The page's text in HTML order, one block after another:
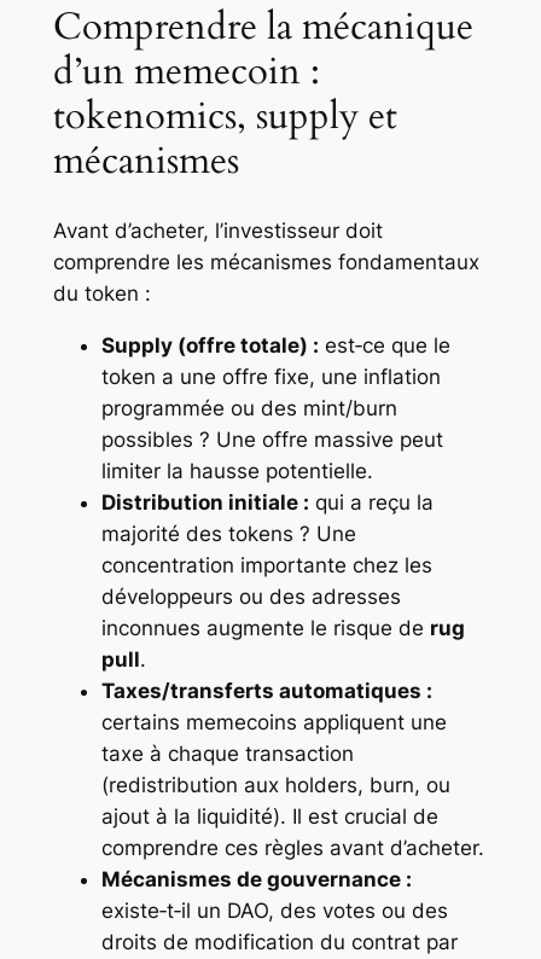
Comprendre la mécanique
d’un memecoin :
tokenomics, supply et
mécanismes
Avant d’acheter, l’investisseur doit
comprendre les mécanismes fondamentaux
du token :
Supply (offre totale) : est‑ce que le
token a une offre fixe, une inflation
programmée ou des mint/burn
possibles ? Une offre massive peut
limiter la hausse potentielle.
Distribution initiale : qui a reçu la
majorité des tokens ? Une
concentration importante chez les
développeurs ou des adresses
inconnues augmente le risque de rug
pull.
Taxes/transferts automatiques :
certains memecoins appliquent une
taxe à chaque transaction
(redistribution aux holders, burn, ou
ajout à la liquidité). Il est crucial de
comprendre ces règles avant d’acheter.
Mécanismes de gouvernance :
existe‑t‑il un DAO, des votes ou des
droits de modification du contrat par